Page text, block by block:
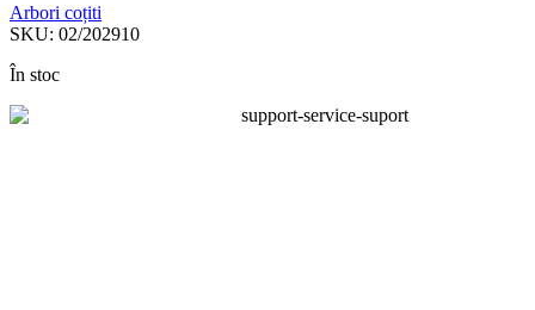
Arbori coțiti
SKU: 02/202910
În stoc